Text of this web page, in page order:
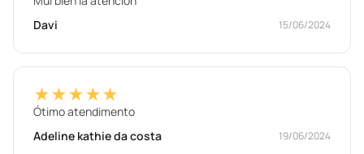
Davi
15/06/2024
★★★★★
Ótimo atendimento
Adeline kathie da costa
19/06/2024